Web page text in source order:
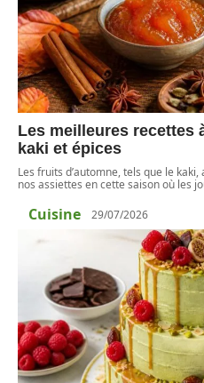
Les meilleures recettes
kaki et épices
Les fruits d’automne, tels que le
nos assiettes en cette saison où les
Cuisine 29/07/2026